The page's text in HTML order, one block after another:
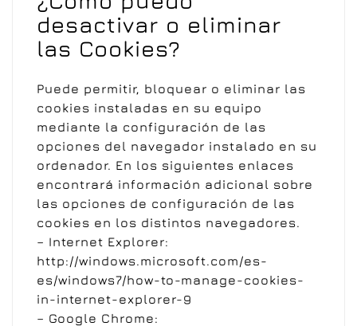
desactivar o eliminar
las Cookies?
Puede permitir, bloquear o eliminar las
cookies instaladas en su equipo
mediante la configuración de las
opciones del navegador instalado en su
ordenador. En los siguientes enlaces
encontrará información adicional sobre
las opciones de configuración de las
cookies en los distintos navegadores.
– Internet Explorer:
http://windows.microsoft.com/es-
es/windows7/how-to-manage-cookies-
in-internet-explorer-9
– Google Chrome: